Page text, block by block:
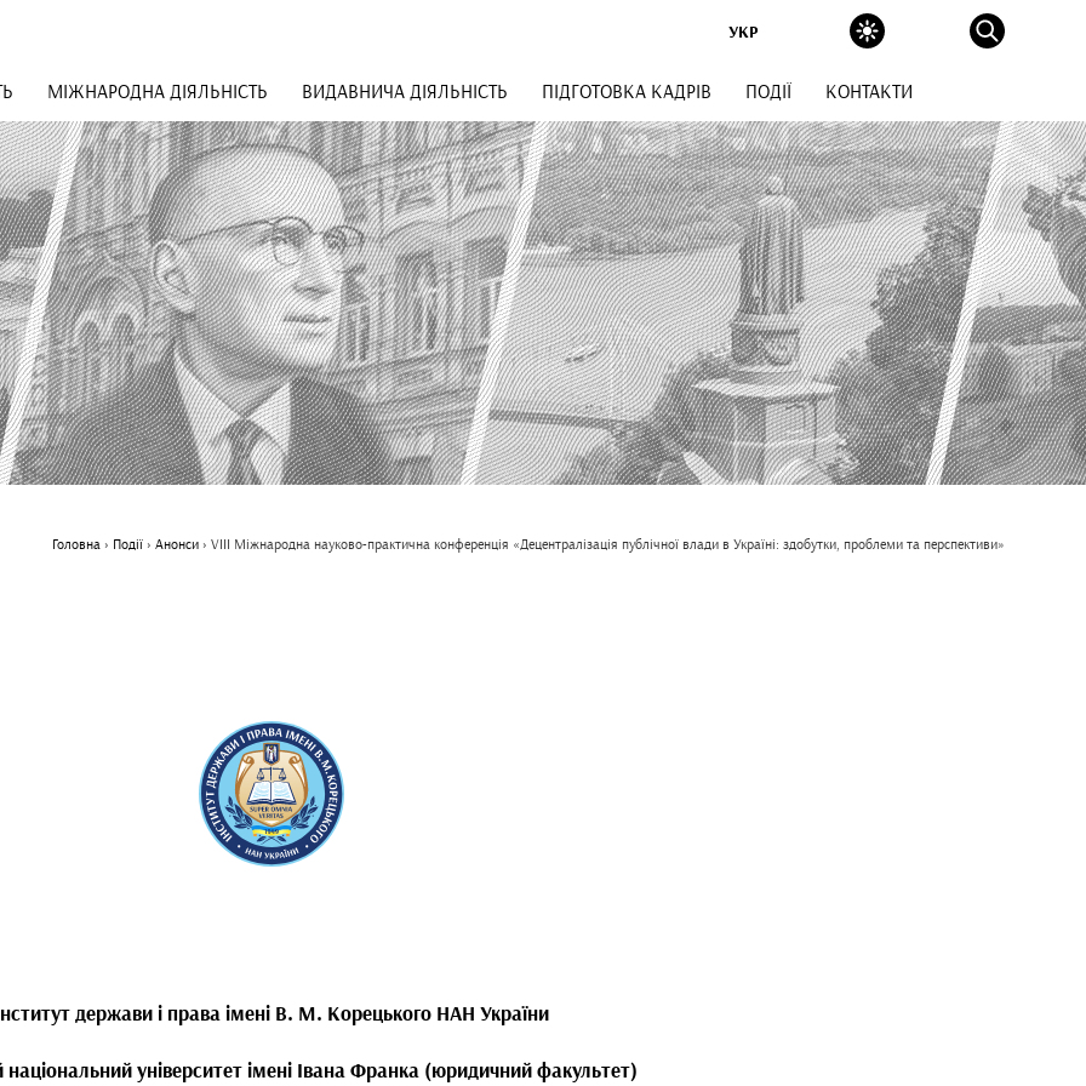
УКР
МІЖНАРОДНА ДІЯЛЬНІСТЬ ВИДАВНИЧА ДІЯЛЬНІСТЬ ПІДГОТОВКА КАДРІВ ПОДІЇ КОНТАКТИ
Головна› Події› Анонси› VІІІ Міжнародна науково-практична конференція «Децентралізація публічної влади в Україні: здобутки, проблеми та перспективи»
держави і права імені В. М. Корецького НАН України
національний університет імені Івана Франка (юридичний факультет)